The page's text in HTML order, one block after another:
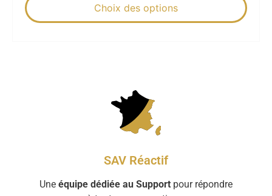
Choix des options
SAV Réactif
Une équipe dédiée au Support pour répondre